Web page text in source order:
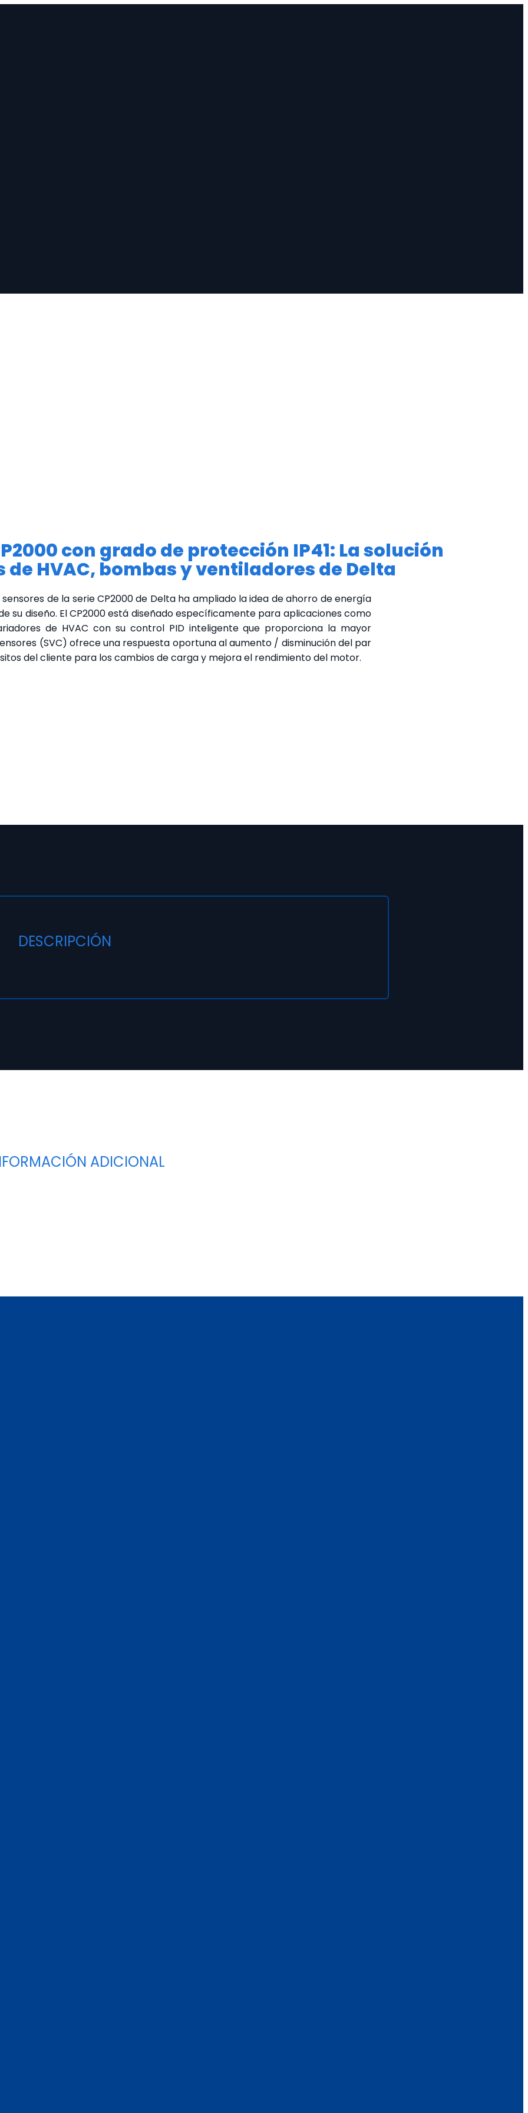
con grado de protección IP41: La solución
HVAC, bombas y ventiladores de Delta
de la serie CP2000 de Delta ha ampliado la idea de ahorro de energía
su diseño. El CP2000 está diseñado específicamente para aplicaciones como
de HVAC con su control PID inteligente que proporciona la mayor
(SVC) ofrece una respuesta oportuna al aumento / disminución del par
del cliente para los cambios de carga y mejora el rendimiento del motor.
DESCRIPCIÓN
ADICIONAL